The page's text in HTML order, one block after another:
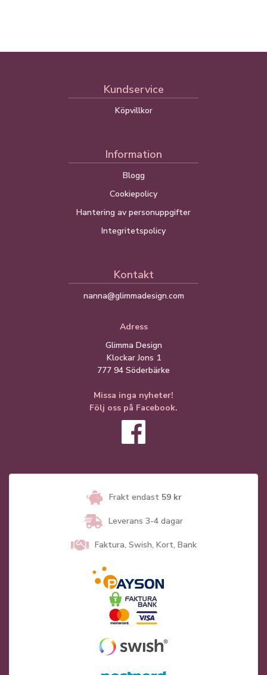
Kundservice
Köpvillkor
Information
Blogg
Cookiepolicy
Hantering av personuppgifter
Integritetspolicy
Kontakt
nanna@glimmadesign.com
Adress
Glimma Design
Klockar Jons 1
777 94 Söderbärke
Missa inga nyheter!
Följ oss på Facebook.
Frakt endast 59 kr
Leverans 3-4 dagar
Faktura, Swish, Kort, Bank